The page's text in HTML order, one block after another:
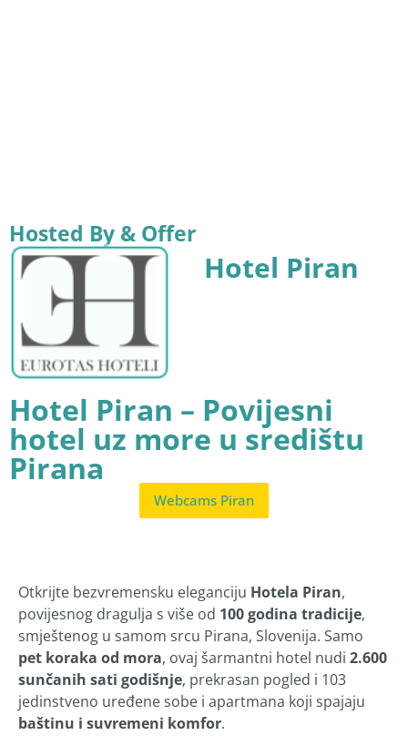
Hosted By & Offer
Hotel Piran
Hotel Piran – Povijesni
hotel uz more u središtu
Pirana
Webcams Piran
Otkrijte bezvremensku eleganciju Hotela Piran,
povijesnog dragulja s više od 100 godina tradicije,
smještenog u samom srcu Pirana, Slovenija. Samo
pet koraka od mora, ovaj šarmantni hotel nudi 2.600
sunčanih sati godišnje, prekrasan pogled i 103
jedinstveno uređene sobe i apartmana koji spajaju
baštinu i suvremeni komfor.